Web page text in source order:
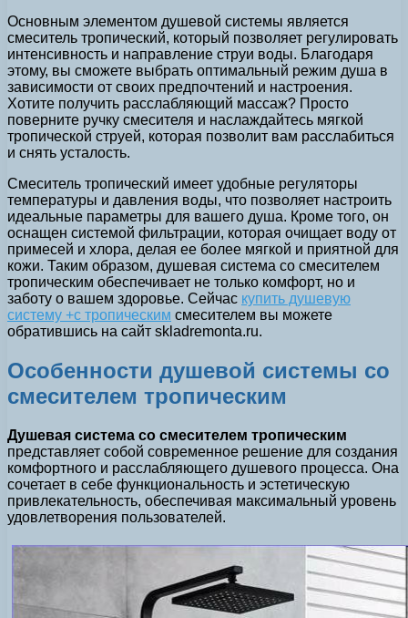
Основным элементом душевой системы является
смеситель тропический, который позволяет регулировать
интенсивность и направление струи воды. Благодаря
этому, вы сможете выбрать оптимальный режим душа в
зависимости от своих предпочтений и настроения.
Хотите получить расслабляющий массаж? Просто
поверните ручку смесителя и наслаждайтесь мягкой
тропической струей, которая позволит вам расслабиться
и снять усталость.
Смеситель тропический имеет удобные регуляторы
температуры и давления воды, что позволяет настроить
идеальные параметры для вашего душа. Кроме того, он
оснащен системой фильтрации, которая очищает воду от
примесей и хлора, делая ее более мягкой и приятной для
кожи. Таким образом, душевая система со смесителем
тропическим обеспечивает не только комфорт, но и
заботу о вашем здоровье. Сейчас купить душевую
систему +с тропическим смесителем вы можете
обратившись на сайт skladremonta.ru.
Особенности душевой системы со
смесителем тропическим
Душевая система со смесителем тропическим
представляет собой современное решение для создания
комфортного и расслабляющего душевого процесса. Она
сочетает в себе функциональность и эстетическую
привлекательность, обеспечивая максимальный уровень
удовлетворения пользователей.